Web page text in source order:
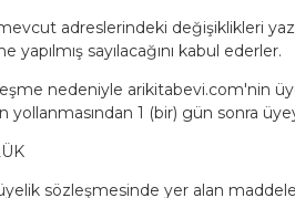
adreslerindeki değişiklikleri
yapılmış sayılacağını kabul ederler.
nedeniyle arikitabevi.com'nin
yollanmasından 1 (bir) gün sonra
sözleşmesinde yer alan